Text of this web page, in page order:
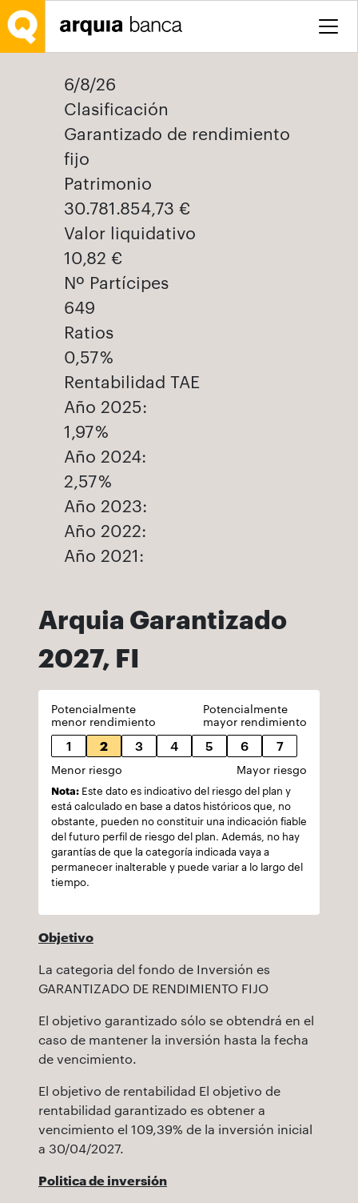
Salta al contingut principal
6/8/26
Clasificación
Garantizado de rendimiento
fijo
Patrimonio
30.781.854,73 €
Valor liquidativo
10,82 €
Nº Partícipes
649
Ratios
0,57 %
Rentabilidad TAE
Año 2025:
1,97 %
Año 2024:
2,57 %
Año 2023:
Año 2022:
Año 2021:
Arquia Garantizado
2027, FI
Potencialmente
menor rendimiento
Potencialmente
mayor rendimiento
1 2 3 4 5 6 7
Menor riesgo Mayor riesgo
Nota: Este dato es indicativo del riesgo del plan y
está calculado en base a datos históricos que, no
obstante, pueden no constituir una indicación fiable
del futuro perfil de riesgo del plan. Además, no hay
garantías de que la categoría indicada vaya a
permanecer inalterable y puede variar a lo largo del
tiempo.
Objetivo
La categoria del fondo de Inversión es
GARANTIZADO DE RENDIMIENTO FIJO
El objetivo garantizado sólo se obtendrá en el
caso de mantener la inversión hasta la fecha
de vencimiento.
El objetivo de rentabilidad El objetivo de
rentabilidad garantizado es obtener a
vencimiento el 109,39% de la inversión inicial
a 30/04/2027.
Politica de inversión